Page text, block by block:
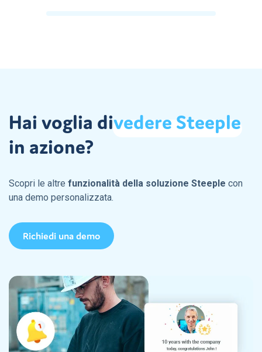
Hai voglia divedere Steeple
in azione?
Scopri le altre funzionalità della soluzione Steeple con
una demo personalizzata.
Richiedi una demo